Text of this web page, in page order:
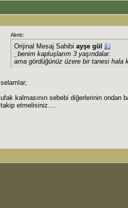
Alıntı:
Orijinal Mesaj Sahibi ayşe gül
_benim kapluşlarım 3 yaşındalar.
ama gördüğünüz üzere bir tanesi hala
selamlar;
ufak kalmasının sebebi diğerlerinin ondan
takip etmelisiniz....